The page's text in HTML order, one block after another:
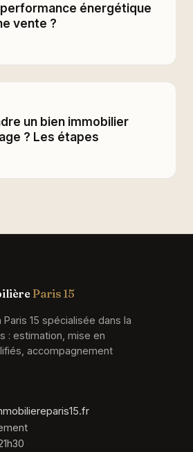
énergétique
vente ?
un bien immobilier
? Les étapes
Paris 15
15 spécialisée dans la
: estimation, mise en
accompagnement